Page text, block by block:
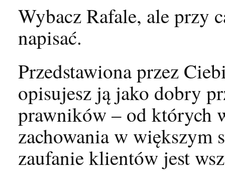
Wybacz Rafale, ale przy
napisać.
Przedstawiona przez
opisujesz ją jako dobry
prawników – od których
zachowania w większym
zaufanie klientów jest